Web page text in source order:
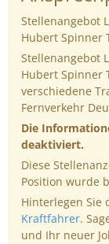
Stellenangebot
Hubert Spinner
Stellenangebot
Hubert Spinner
verschiedene
Fernverkehr
Die
deaktiviert.
Diese
Position wurde
Hinterlegen Sie
Kraftfahrer.
und Ihr neuer